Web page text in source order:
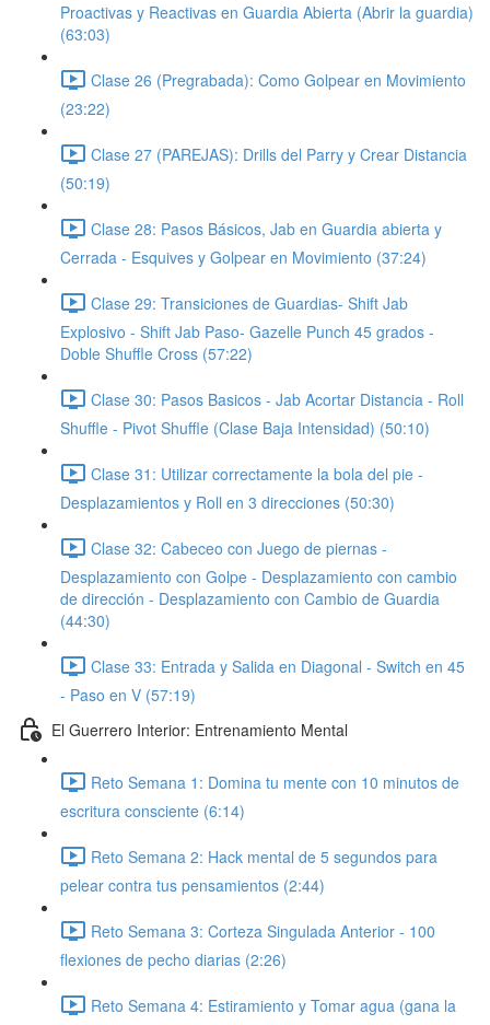
Proactivas y Reactivas en Guardia Abierta (Abrir la guardia)
(63:03)
Clase 26 (Pregrabada): Como Golpear en Movimiento
(23:22)
Clase 27 (PAREJAS): Drills del Parry y Crear Distancia
(50:19)
Clase 28: Pasos Básicos, Jab en Guardia abierta y
Cerrada - Esquives y Golpear en Movimiento (37:24)
Clase 29: Transiciones de Guardias- Shift Jab
Explosivo - Shift Jab Paso- Gazelle Punch 45 grados -
Doble Shuffle Cross (57:22)
Clase 30: Pasos Basicos - Jab Acortar Distancia - Roll
Shuffle - Pivot Shuffle (Clase Baja Intensidad) (50:10)
Clase 31: Utilizar correctamente la bola del pie -
Desplazamientos y Roll en 3 direcciones (50:30)
Clase 32: Cabeceo con Juego de piernas -
Desplazamiento con Golpe - Desplazamiento con cambio
de dirección - Desplazamiento con Cambio de Guardia
(44:30)
Clase 33: Entrada y Salida en Diagonal - Switch en 45
- Paso en V (57:19)
El Guerrero Interior: Entrenamiento Mental
Reto Semana 1: Domina tu mente con 10 minutos de
escritura consciente (6:14)
Reto Semana 2: Hack mental de 5 segundos para
pelear contra tus pensamientos (2:44)
Reto Semana 3: Corteza Singulada Anterior - 100
flexiones de pecho diarias (2:26)
Reto Semana 4: Estiramiento y Tomar agua (gana la